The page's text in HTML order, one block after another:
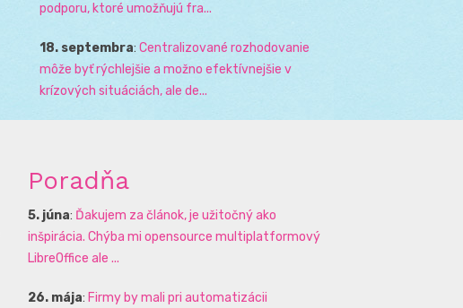
podporu, ktoré umožňujú fra...
18. septembra: Centralizované rozhodovanie
môže byť rýchlejšie a možno efektívnejšie v
krízových situáciách, ale de...
Poradňa
5. júna: Ďakujem za článok, je užitočný ako
inšpirácia. Chýba mi opensource multiplatformový
LibreOffice ale ...
26. mája: Firmy by mali pri automatizácii